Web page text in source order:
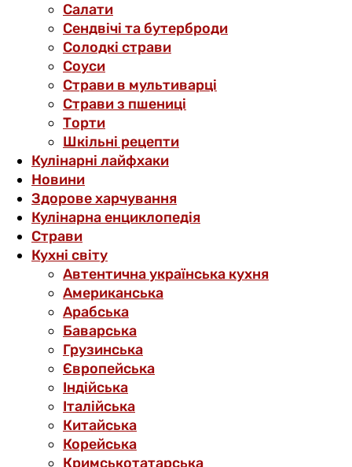
Салати
Сендвічі та бутерброди
Солодкі страви
Соуси
Страви в мультиварці
Страви з пшениці
Торти
Шкільні рецепти
Кулінарні лайфхаки
Новини
Здорове харчування
Кулінарна енциклопедія
Страви
Кухні світу
Автентична українська кухня
Американська
Арабська
Баварська
Грузинська
Європейська
Індійська
Італійська
Китайська
Корейська
Кримськотатарська